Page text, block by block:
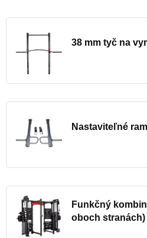
38 mm tyč na
Nastaviteľné
Funkčný
oboch stranách)